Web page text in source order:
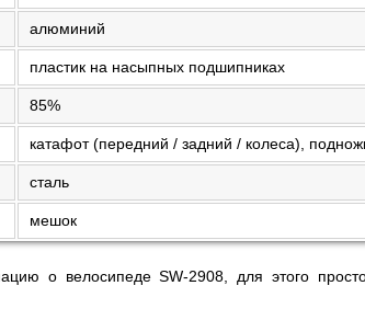
алюминий
пластик на насыпных подшипниках
85%
катафот (передний / задний / колеса),
сталь
мешок
о велосипеде SW-2908, для этого